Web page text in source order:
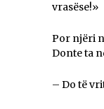
vrasëse!»
Por njëri
Donte ta
– Do të